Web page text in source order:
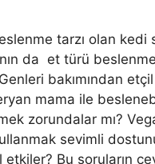
tarzı olan kedi
da et türü
bakımından
mama ile
zorundalar mı?
sevimli
etkiler? Bu soruların